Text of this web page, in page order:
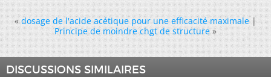
« dosage de l'acide acétique pour une efficacité maximale|
Principe de moindre chgt de structure »
DISCUSSIONS SIMILAIRES